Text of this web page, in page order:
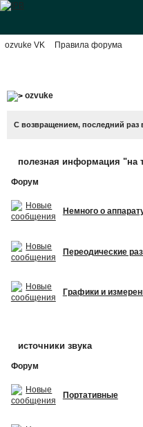
ozvuke VK Правила форума
ozvuke
С возвращением, последний раз
полезная информация "на
Форум
Немного о
Переодические
Графики и
источники звука
Форум
Портативные